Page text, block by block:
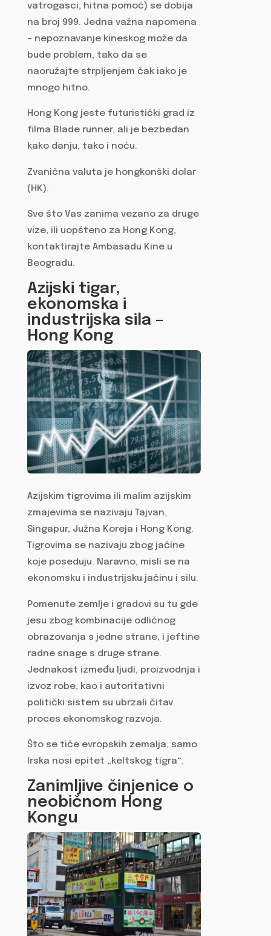
vatrogasci, hitna pomoć) se dobija
na broj 999. Jedna važna napomena
– nepoznavanje kineskog može da
bude problem, tako da se
naoružajte strpljenjem čak iako je
mnogo hitno.
Hong Kong jeste futuristički grad iz
filma Blade runner, ali je bezbedan
kako danju, tako i noću.
Zvanična valuta je hongkonški dolar
(HK).
Sve što Vas zanima vezano za druge
vize, ili uopšteno za Hong Kong,
kontaktirajte Ambasadu Kine u
Beogradu.
Azijski tigar,
ekonomska i
industrijska sila –
Hong Kong
Azijskim tigrovima ili malim azijskim
zmajevima se nazivaju Tajvan,
Singapur, Južna Koreja i Hong Kong.
Tigrovima se nazivaju zbog jačine
koje poseduju. Naravno, misli se na
ekonomsku i industrijsku jačinu i silu.
Pomenute zemlje i gradovi su tu gde
jesu zbog kombinacije odličnog
obrazovanja s jedne strane, i jeftine
radne snage s druge strane.
Jednakost između ljudi, proizvodnja i
izvoz robe, kao i autoritativni
politički sistem su ubrzali čitav
proces ekonomskog razvoja.
Što se tiče evropskih zemalja, samo
Irska nosi epitet „keltskog tigra“.
Zanimljive činjenice o
neobičnom Hong
Kongu